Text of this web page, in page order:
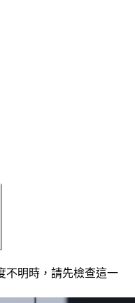
不明時，請先檢查這一